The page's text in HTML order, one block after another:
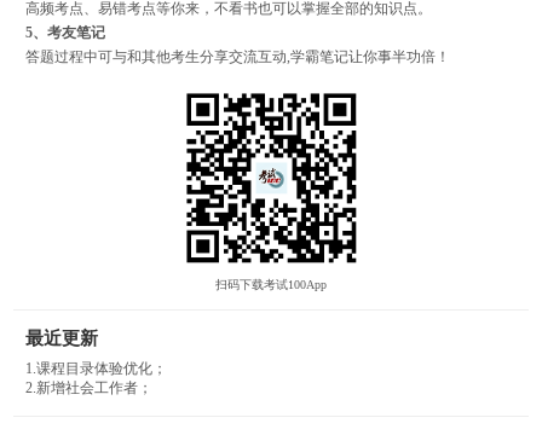
高频考点、易错考点等你来，不看书也可以掌握全部的知识点。
5、考友笔记
答题过程中可与和其他考生分享交流互动,学霸笔记让你事半功倍！
扫码下载考试100App
最近更新
1.课程目录体验优化；
2.新增社会工作者；